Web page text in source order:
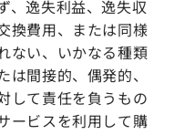
、逸失利益、逸失収
換費用、または同様
ない、いかなる種類
間接的、偶発的、
して責任を負うもの
ービスを利用して購